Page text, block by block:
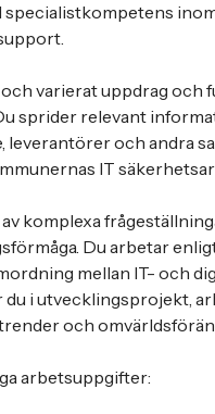
specialistkompetens
varierat uppdrag och
sprider relevant
och andra
IT
komplexa
Du arbetar
mellan IT- och
du i utvecklingsprojekt,
och
arbetsuppgifter: